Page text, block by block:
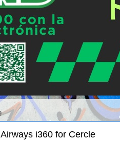
i360 for Cercle